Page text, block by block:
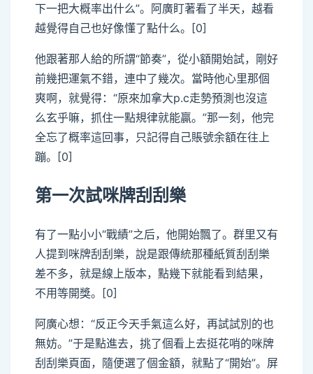
下一把大概率出什么”。阿廣盯著看了半天，越看
越覺得自己也好像懂了點什么。[0]
他跟著那人給的所謂“節奏”，從小額開始試，剛好
前幾把運氣不錯，連中了幾次。當時他心里那個
爽啊，就覺得：“原來加拿大p.c走勢預測也沒這
么玄乎嘛，抓住一點規律就能贏。”那一刻，他完
全忘了概率這回事，只記得自己賬號余額在往上
蹦。[0]
第一次試咪牌刮刮樂
有了一點小小“戰績”之后，他開始飄了。群里又有
人提到咪牌刮刮樂，說是跟傳統那種紙質刮刮樂
差不多，就是線上版本，點幾下就能看到結果，
不用等開獎。[0]
阿廣心想：“反正今天手氣這么好，再試試別的也
無妨。”于是點進去，挑了個看上去挺花哨的咪牌
刮刮樂頁面，隨便選了個金額，就點了“開始”。屏